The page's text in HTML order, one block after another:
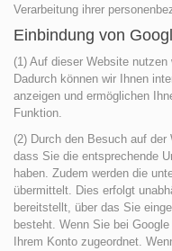
Verarbeitung ihrer
Einbindung von
(1) Auf dieser Website
Dadurch können wir Ihnen
anzeigen und ermöglichen
Funktion.
(2) Durch den Besuch auf
dass Sie die entsprechende
haben. Zudem werden die
übermittelt. Dies erfolgt
bereitstellt, über das Sie
besteht. Wenn Sie bei
Ihrem Konto zugeordnet.